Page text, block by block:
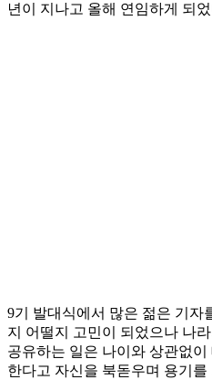
년이 지나고 올해 연임하게 되
9기 발대식에서 많은 젊은 기자
지 어떨지 고민이 되었으나 나
공유하는 일은 나이와 상관없
한다고 자신을 북돋우며 용기를